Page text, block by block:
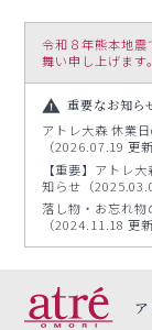
令和８年熊本地震
舞い申し上げます
重要なお知ら
アトレ大森 休業
（2026.07.19 更新
【重要】アトレ
知らせ（
落し物・お忘れ物
（2024.11.18 更新